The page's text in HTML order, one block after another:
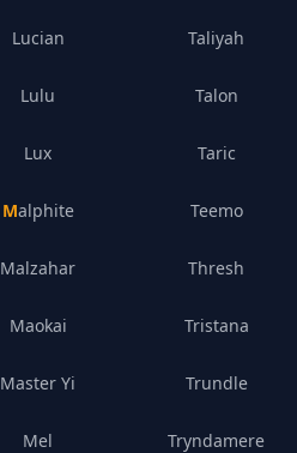
Lucian
Lulu
Lux
Malphite
Malzahar
Maokai
Master Yi
Mel
Taliyah
Talon
Taric
Teemo
Thresh
Tristana
Trundle
Tryndamere